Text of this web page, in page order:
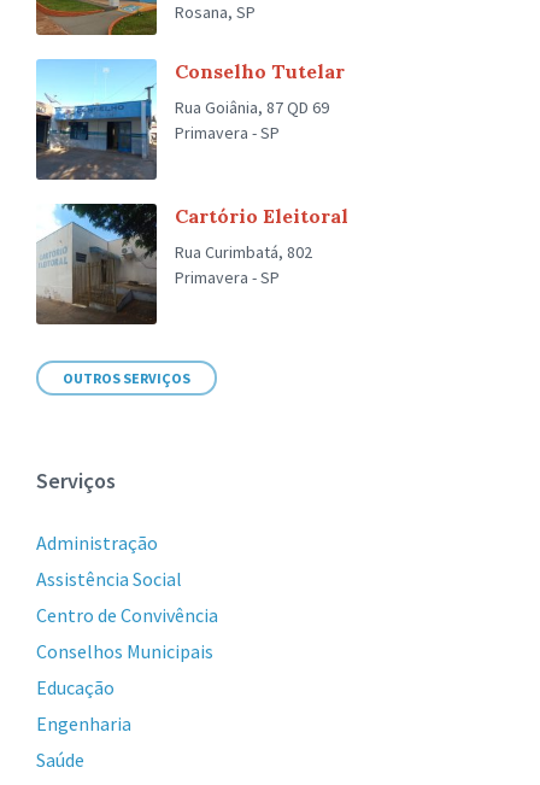
Rosana, SP
Conselho Tutelar
Rua Goiânia, 87 QD 69
Primavera - SP
Cartório Eleitoral
Rua Curimbatá, 802
Primavera - SP
OUTROS SERVIÇOS
Serviços
Administração
Assistência Social
Centro de Convivência
Conselhos Municipais
Educação
Engenharia
Saúde